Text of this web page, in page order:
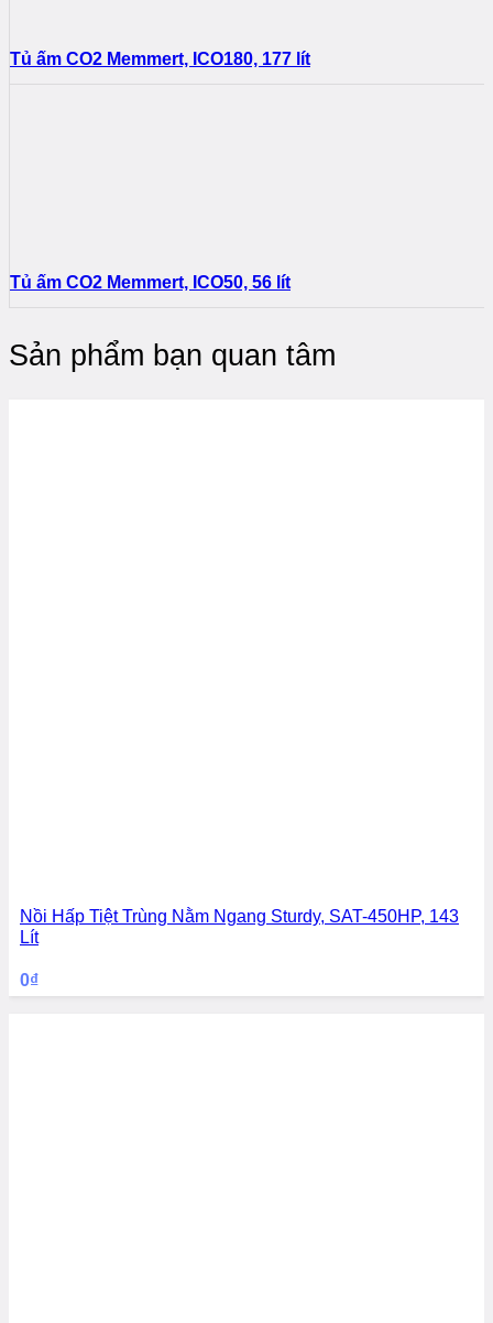
Tủ ấm CO2 Memmert, ICO180, 177 lít
Tủ ấm CO2 Memmert, ICO50, 56 lít
Sản phẩm bạn quan tâm
Nồi Hấp Tiệt Trùng Nằm Ngang Sturdy, SAT-450HP, 143
Lít
0₫